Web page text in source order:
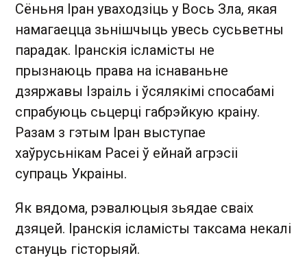
Сёньня Іран уваходзіць у Вось Зла, якая
намагаецца зьнішчыць увесь сусьветны
парадак. Іранскія ісламісты не
прызнаюць права на існаваньне
дзяржавы Ізраіль і ўсялякімі спосабамі
спрабуюць сьцерці габрэйкую краіну.
Разам з гэтым Іран выступае
хаўрусьнікам Расеі ў ейнай агрэсіі
супраць Украіны.
Як вядома, рэвалюцыя зьядае сваіх
дзяцей. Іранскія ісламісты таксама некалі
стануць гісторыяй.